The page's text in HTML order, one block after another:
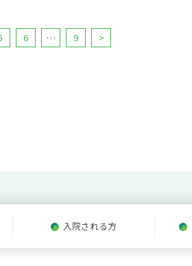
6 … 9 >
入院される方